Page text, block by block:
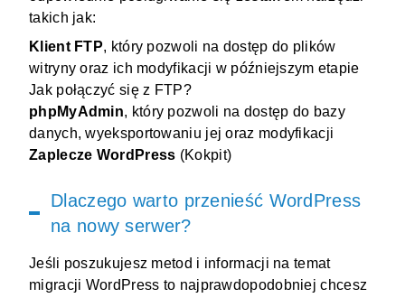
takich jak:
Klient FTP, który pozwoli na dostęp do plików
witryny oraz ich modyfikacji w późniejszym etapie
Jak połączyć się z FTP?
phpMyAdmin, który pozwoli na dostęp do bazy
danych, wyeksportowaniu jej oraz modyfikacji
Zaplecze WordPress (Kokpit)
Dlaczego warto przenieść WordPress
na nowy serwer?
Jeśli poszukujesz metod i informacji na temat
migracji WordPress to najprawdopodobniej chcesz